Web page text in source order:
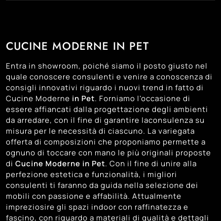
Trento
Venezia 40
Vicenza 36
CUCINE MODERNE IN PET
Entra in showroom, poiché siamo il posto giusto nel
quale conoscere consulenti e venire a conoscenza di
consigli innovativi riguardo i nuovi trend in fatto di
Cucine Moderne in Pet. Forniamo l'occasione di
essere affiancati dalla progettazione degli ambienti
da arredare, con il fine di garantire laconsulenza su
misura per le necessità di ciascuno. La variegata
offerta di composizioni che proponiamo permette a
ognuno di toccare con mano le più originali proposte
di Cucine Moderne in Pet. Con il fine di unire alla
perfezione estetica e funzionalità, i migliori
consulenti ti faranno da guida nella selezione dei
mobili con passione e affabilità. Attualmente
impreziosire gli spazi indoor con raffinatezza e
fascino, con riguardo a materiali di qualità e dettagli